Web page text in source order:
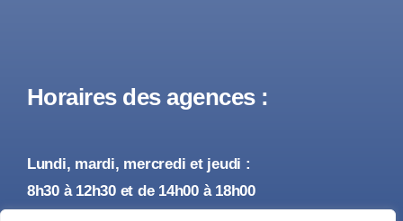
Horaires des agences :
Lundi, mardi, mercredi et jeudi :
8h30 à 12h30 et de 14h00 à 18h00